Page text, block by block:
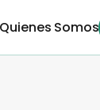
Quienes Somos